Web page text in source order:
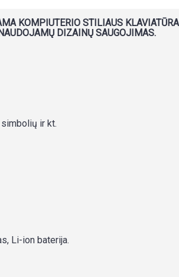
KOMPIUTERIO STILIAUS
DIZAINŲ SAUGOJIMAS.
ir kt.
Li-ion baterija.